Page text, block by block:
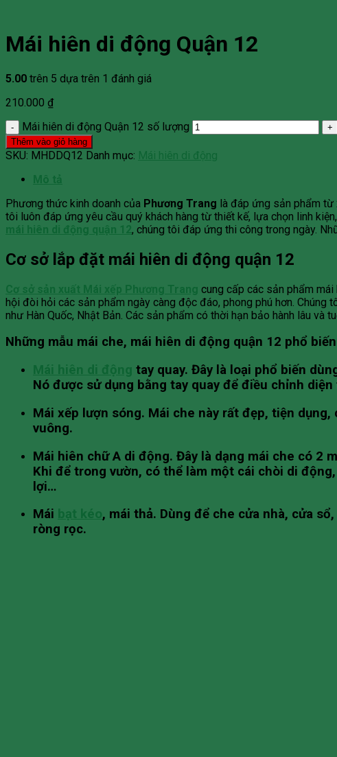
Mái hiên di động Quận 12
5.00 trên 5 dựa trên 1 đánh giá
210.000 ₫
Mái hiên di động Quận 12 số lượng
Thêm vào giỏ hàng
SKU: MHDDQ12 Danh mục: Mái hiên di động
Mô tả
Phương thức kinh doanh của Phương Trang là đáp ứng sản phẩm từ
tôi luôn đáp ứng yêu cầu quý khách hàng từ thiết kế, lựa chọn linh
mái hiên di động quận 12, chúng tôi đáp ứng thi công trong ngày.
Cơ sở lắp đặt mái hiên di động quận 12
Cơ sở sản xuất Mái xếp Phương Trang cung cấp các sản phẩm
hội đòi hỏi các sản phẩm ngày càng độc đáo, phong phú hơn.
như Hàn Quốc, Nhật Bản. Các sản phẩm có thời hạn bảo hành lâu và
Những mẫu mái che, mái hiên di động quận 12 phổ biến
Mái hiên di động tay quay. Đây là loại phổ biến
Nó được sử dụng bằng tay quay để điều chỉnh
Mái xếp lượn sóng. Mái che này rất đẹp, tiện
vuông.
Mái hiên chữ A di động. Đây là dạng mái che có 2
Khi để trong vườn, có thể làm một cái chòi di
lợi…
Mái bạt kéo, mái thả. Dùng để che cửa nhà, cửa
ròng rọc.